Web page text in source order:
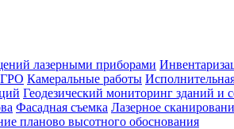
лазерными приборами
ГРО Камеральные работы
Геодезический мониторинг зданий и
Фасадная съемка Лазерное
планово высотного обоснования